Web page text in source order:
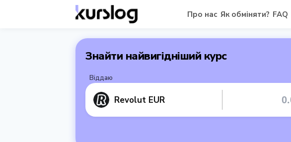
Про нас Як обміняти? FAQ
Знайти найвигідніший курс
Віддаю
Revolut EUR